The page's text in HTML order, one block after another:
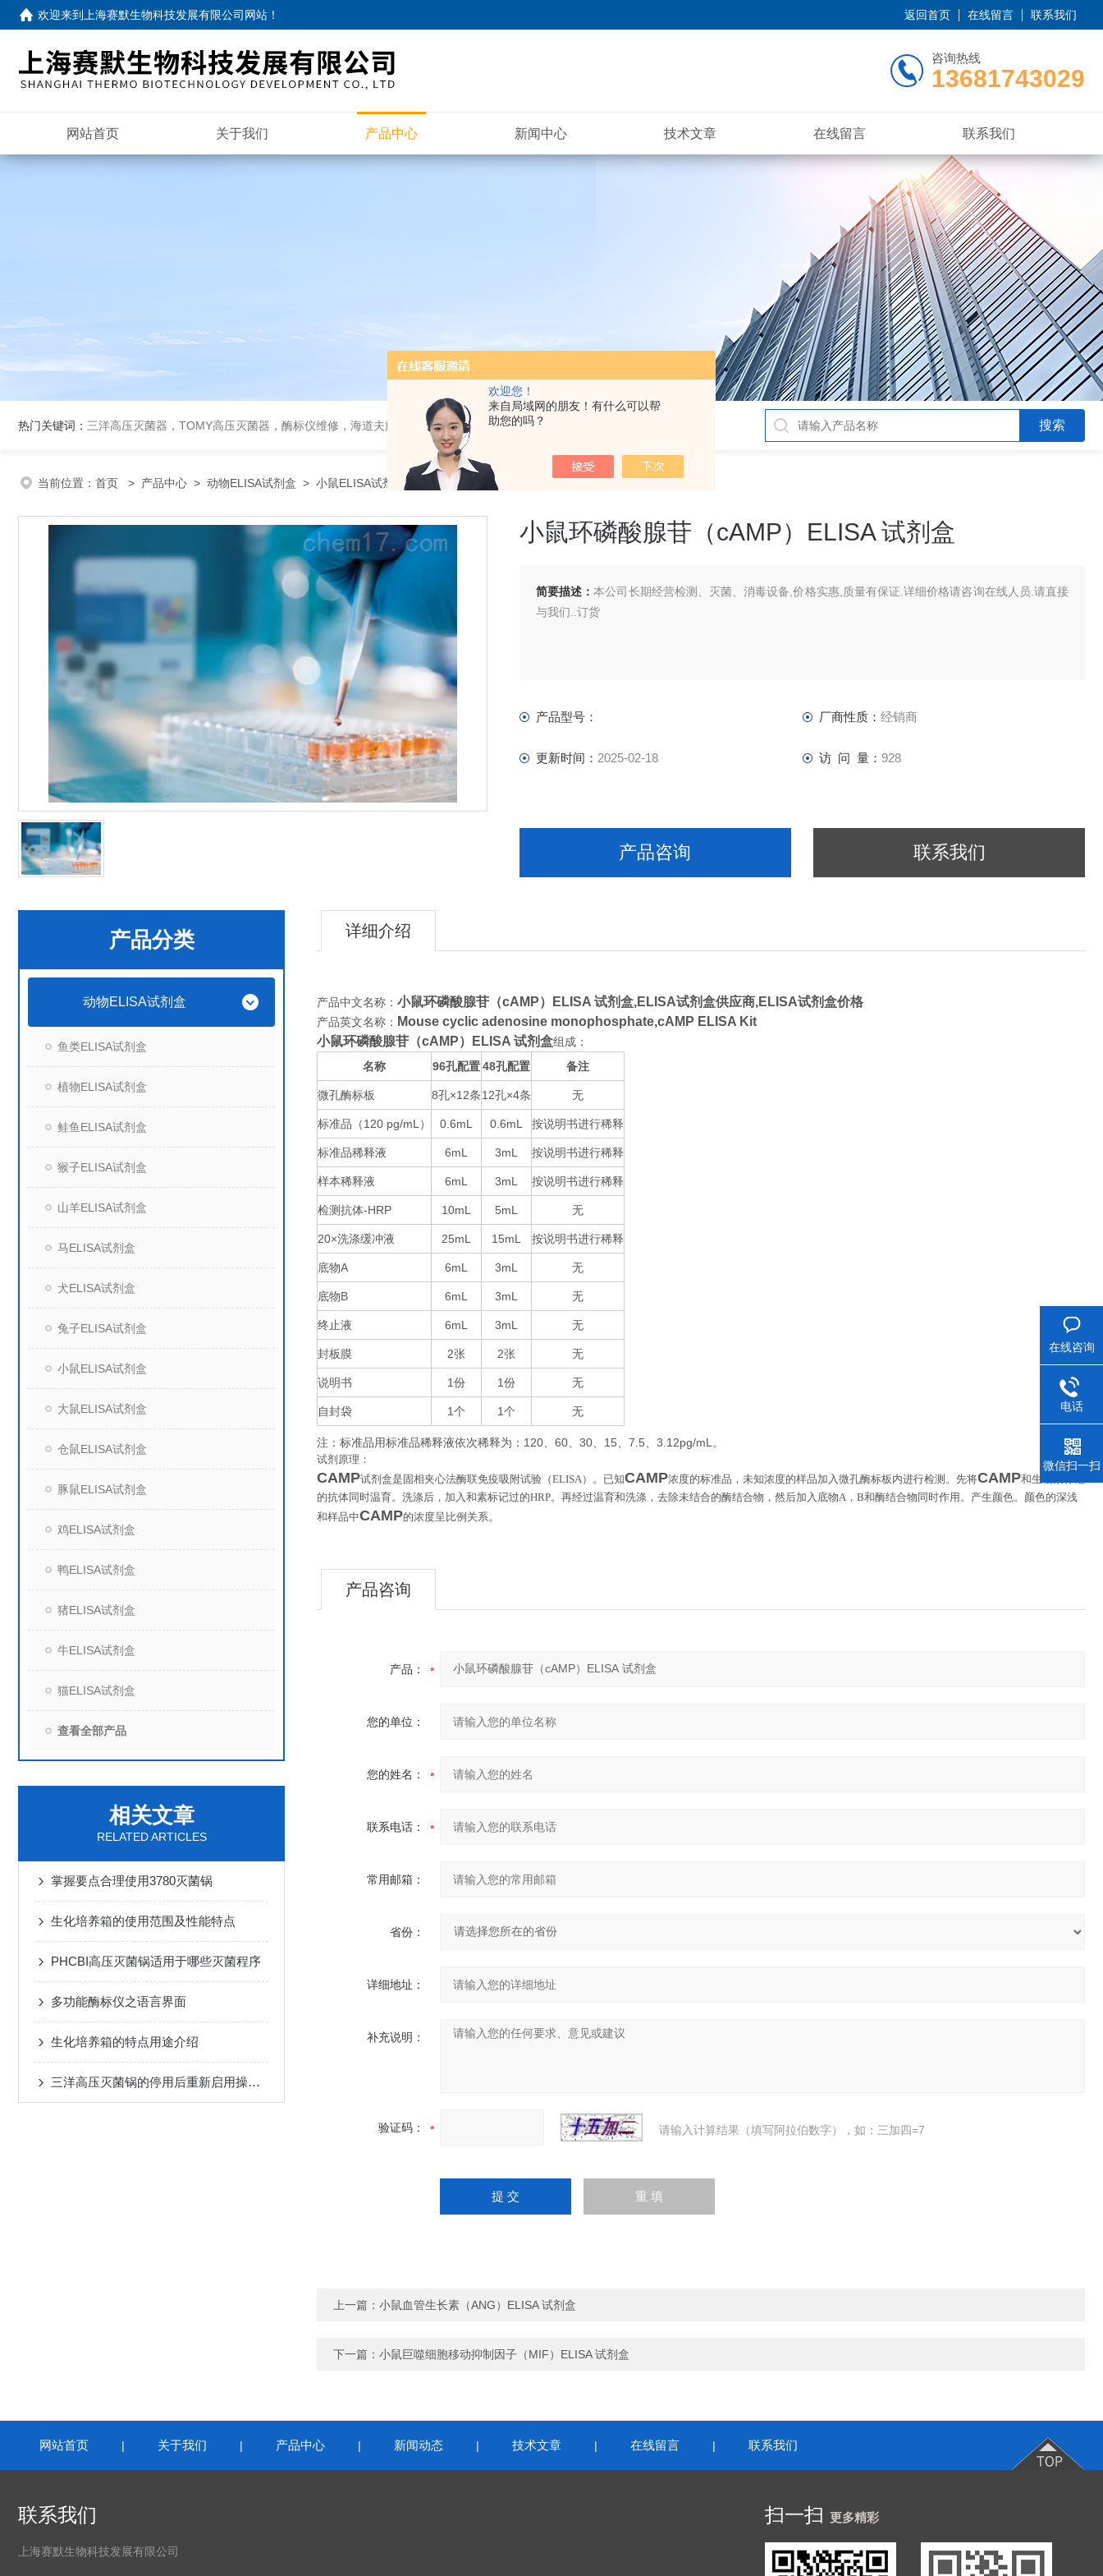
欢迎您！
来自局域网的朋友！有什么可以帮
助您的吗？
欢迎来到 上海赛默生物科技发展有限公司网站 ！ 返回首页 在线留言 联系我们
咨询热线
13681743029
网站首页 关于我们 产品中心 新闻中心 技术文章 在线留言 联系我们
热门关键词： 三洋高压灭菌器，TOMY高压灭菌器，酶标仪维修，海道夫旋转蒸发仪
当前位置： 首页 > 产品中心 > 动物ELISA试剂盒 > 小鼠ELISA试剂盒> 小鼠环磷酸腺苷（cAMP）ELISA 试剂盒
小鼠环磷酸腺苷（cAMP）ELISA 试剂盒
简要描述：本公司长期经营检测、灭菌、消毒设备,价格实惠,质量有保证.详细价格请咨询在线人员.请直接
与我们..订货
产品型号： 厂商性质： 经销商
更新时间： 2025-02-18 访 问 量： 928
产品咨询 联系我们
产品分类
动物ELISA试剂盒
鱼类ELISA试剂盒
植物ELISA试剂盒
鲑鱼ELISA试剂盒
猴子ELISA试剂盒
山羊ELISA试剂盒
马ELISA试剂盒
犬ELISA试剂盒
兔子ELISA试剂盒
小鼠ELISA试剂盒
大鼠ELISA试剂盒
仓鼠ELISA试剂盒
豚鼠ELISA试剂盒
鸡ELISA试剂盒
鸭ELISA试剂盒
猪ELISA试剂盒
牛ELISA试剂盒
猫ELISA试剂盒
查看全部产品
相关文章
RELATED ARTICLES
掌握要点合理使用3780灭菌锅
生化培养箱的使用范围及性能特点
PHCBI高压灭菌锅适用于哪些灭菌程序
多功能酶标仪之语言界面
生化培养箱的特点用途介绍
三洋高压灭菌锅的停用后重新启用操作流程
详细介绍
产品中文名称： 小鼠环磷酸腺苷（cAMP）ELISA 试剂盒,ELISA试剂盒供应商,ELISA试剂盒价格
产品英文名称： Mouse cyclic adenosine monophosphate,cAMP ELISA Kit
小鼠环磷酸腺苷（cAMP）ELISA 试剂盒组成：
名称
96孔配置 48孔配置 备注
微孔酶标板 8孔×12条 12孔×4条 无
标准品（120 pg/mL ） 0.6mL 0.6mL 按说明书进行稀释
标准品稀释液 6mL 3mL 按说明书进行稀释
样本稀释液 6mL 3mL 按说明书进行稀释
检测抗体-HRP 10mL 5mL 无
20×洗涤缓冲液 25mL 15mL 按说明书进行稀释
底物A 6mL 3mL 无
底物B 6mL 3mL 无
终止液 6mL 3mL 无
封板膜 2张 2张 无
说明书 1 份 1 份 无
自封袋 1 个 1 个 无
注：标准品用标准品稀释液依次稀释为： 120、 60、 30、 15、 7.5、 3.12pg/mL 。
试剂原理：
CAMP试剂盒是固相夹心法酶联免疫吸附试验（ELISA）。已知CAMP浓度的标准品，未知浓度的样品加入微孔酶标板内进行检测。先将CAMP和生物素标记
的抗体同时温育。洗涤后，加入和素标记过的HRP。再经过温育和洗涤，去除未结合的酶结合物，然后加入底物A ， B和酶结合物同时作用。产生颜色。颜色的深浅
和样品中CAMP的浓度呈比例关系。
产品咨询
产品：
您的单位：
您的姓名：
联系电话：
常用邮箱：
省份：
详细地址：
补充说明：
验证码： 请输入计算结果（填写阿拉伯数字），如：三加四=7
上一篇： 小鼠血管生长素（ANG）ELISA 试剂盒
下一篇： 小鼠巨噬细胞移动抑制因子（MIF）ELISA 试剂盒
网站首页 | 关于我们 | 产品中心 | 新闻动态 | 技术文章 | 在线留言 | 联系我们
联系我们
上海赛默生物科技发展有限公司
扫一扫 更多精彩
在线咨询
电话
微信扫一扫